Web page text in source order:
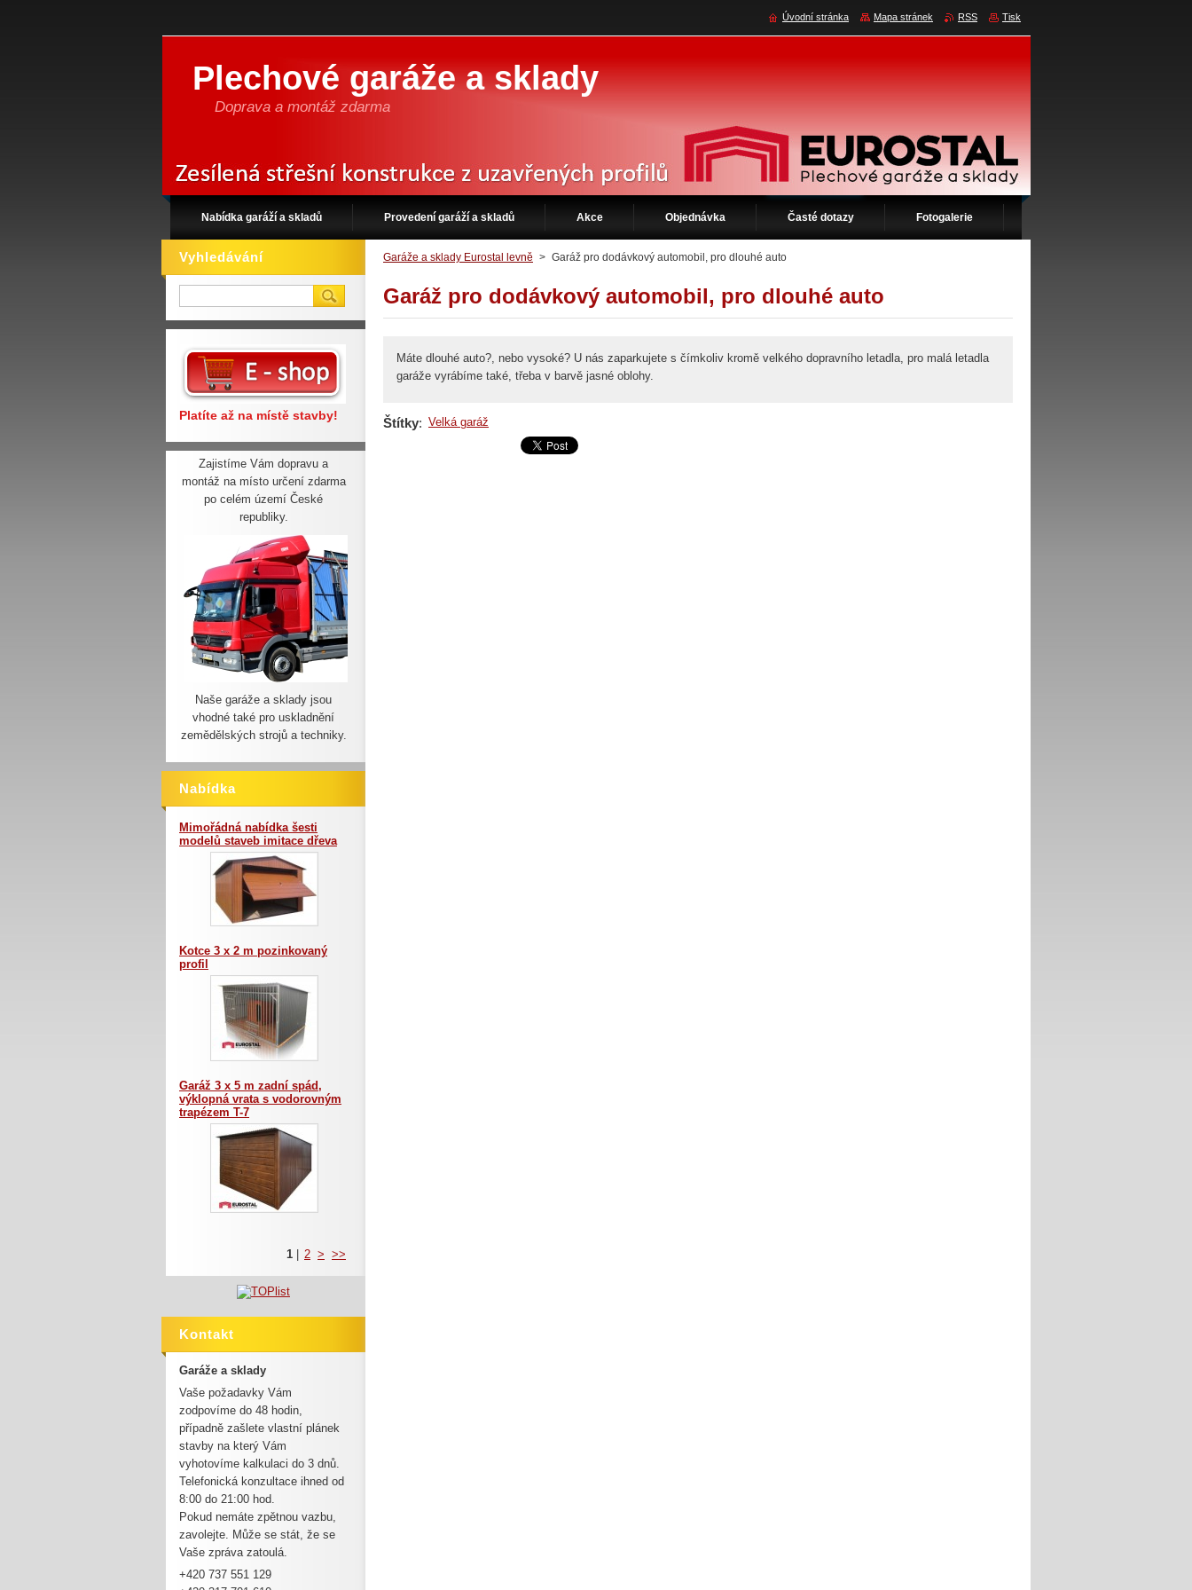
Plechové garáže a sklady
Doprava a montáž zdarma
Nabídka garáží a skladů Provedení garáží a skladů Akce Objednávka Časté dotazy Fotogalerie
Garáže a sklady Eurostal levně > Garáž pro dodávkový automobil, pro dlouhé auto
Garáž pro dodávkový automobil, pro dlouhé auto
Máte dlouhé auto?, nebo vysoké? U nás zaparkujete s čímkoliv kromě velkého dopravního letadla, pro malá letadla
garáže vyrábíme také, třeba v barvě jasné oblohy.
Štítky: Velká garáž
Vyhledávání
Platíte až na místě stavby!
Zajistíme Vám dopravu a
montáž na místo určení zdarma
po celém území České
republiky.
Naše garáže a sklady jsou
vhodné také pro uskladnění
zemědělských strojů a techniky.
Nabídka
Mimořádná nabídka šesti
modelů staveb imitace dřeva
Kotce 3 x 2 m pozinkovaný
profil
Garáž 3 x 5 m zadní spád,
výklopná vrata s vodorovným
trapézem T-7
1 2 > >>
Kontakt
Garáže a sklady
Vaše požadavky Vám
zodpovíme do 48 hodin,
případně zašlete vlastní plánek
stavby na který Vám
vyhotovíme kalkulaci do 3 dnů.
Telefonická konzultace ihned od
8:00 do 21:00 hod.
Pokud nemáte zpětnou vazbu,
zavolejte. Může se stát, že se
Vaše zpráva zatoulá.
+420 737 551 129
Úvodní stránka Mapa stránek RSS Tisk